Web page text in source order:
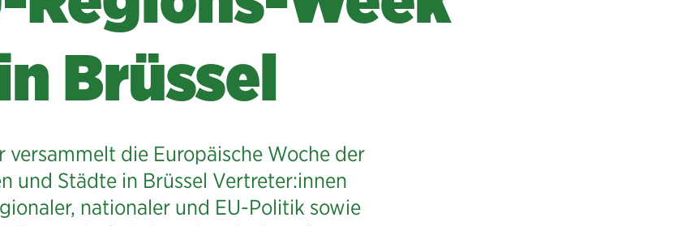
Brüssel
versammelt die Europäische Woche der
und Städte in Brüssel Vertreter:innen
nationaler und EU-Politik sowie